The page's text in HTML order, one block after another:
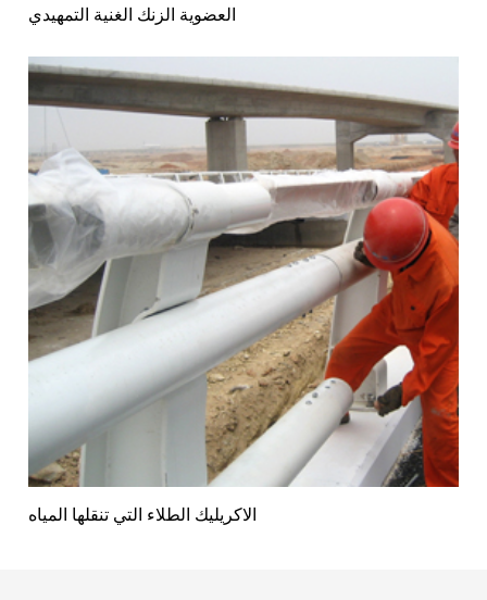
العضوية الزنك الغنية التمهيدي
الاكريليك الطلاء التي تنقلها المياه